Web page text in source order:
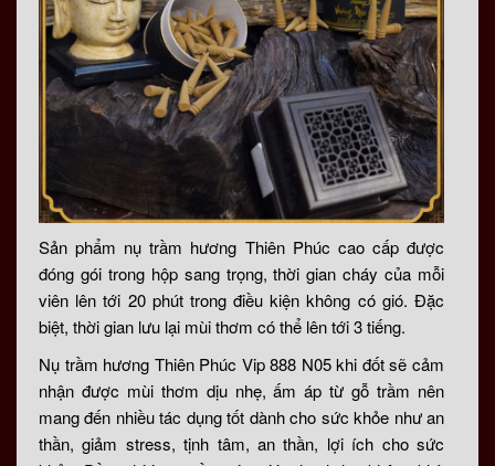
Sản phẩm nụ trầm hương Thiên Phúc cao cấp được
đóng gói trong hộp sang trọng, thời gian cháy của mỗi
viên lên tới 20 phút trong điều kiện không có gió. Đặc
biệt, thời gian lưu lại mùi thơm có thể lên tới 3 tiếng.
Nụ trầm hương Thiên Phúc Vip 888 N05 khi đốt sẽ cảm
nhận được mùi thơm dịu nhẹ, ấm áp từ gỗ trầm nên
mang đến nhiều tác dụng tốt dành cho sức khỏe như an
thần, giảm stress, tịnh tâm, an thần, lợi ích cho sức